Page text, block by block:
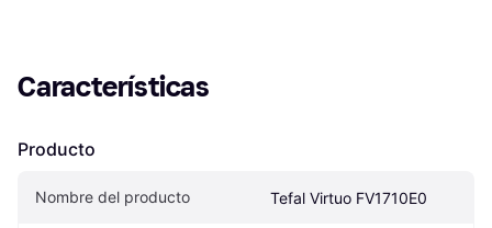
Características
Producto
Nombre del producto Tefal Virtuo FV1710E0